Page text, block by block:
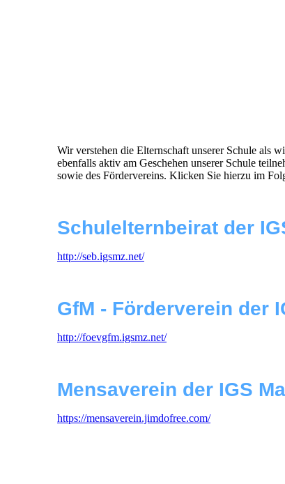
Wir verstehen die Elternschaft unserer Schule als
ebenfalls aktiv am Geschehen unserer Schule
sowie des Fördervereins. Klicken Sie hierzu im
Schulelternbeirat der
http://seb.igsmz.net/
GfM - Förderverein der
http://foevgfm.igsmz.net/
Mensaverein der IGS
https://mensaverein.jimdofree.com/